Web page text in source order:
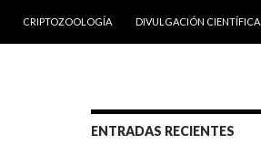
CRIPTOZOOLOGÍA DIVULGACIÓN CIENTÍFICA
ENTRADAS RECIENTES